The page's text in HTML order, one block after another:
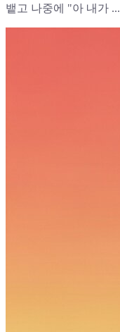
뱉고 나중에 "아 내가 ...